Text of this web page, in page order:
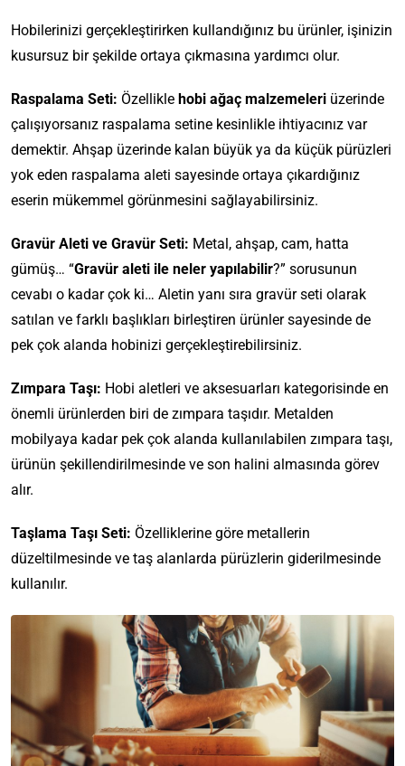
Hobilerinizi gerçekleştirirken kullandığınız bu ürünler, işinizin
kusursuz bir şekilde ortaya çıkmasına yardımcı olur.
Raspalama Seti: Özellikle hobi ağaç malzemeleri üzerinde
çalışıyorsanız raspalama setine kesinlikle ihtiyacınız var
demektir. Ahşap üzerinde kalan büyük ya da küçük pürüzleri
yok eden raspalama aleti sayesinde ortaya çıkardığınız
eserin mükemmel görünmesini sağlayabilirsiniz.
Gravür Aleti ve Gravür Seti: Metal, ahşap, cam, hatta
gümüş… “Gravür aleti ile neler yapılabilir?” sorusunun
cevabı o kadar çok ki… Aletin yanı sıra gravür seti olarak
satılan ve farklı başlıkları birleştiren ürünler sayesinde de
pek çok alanda hobinizi gerçekleştirebilirsiniz.
Zımpara Taşı: Hobi aletleri ve aksesuarları kategorisinde en
önemli ürünlerden biri de zımpara taşıdır. Metalden
mobilyaya kadar pek çok alanda kullanılabilen zımpara taşı,
ürünün şekillendirilmesinde ve son halini almasında görev
alır.
Taşlama Taşı Seti: Özelliklerine göre metallerin
düzeltilmesinde ve taş alanlarda pürüzlerin giderilmesinde
kullanılır.